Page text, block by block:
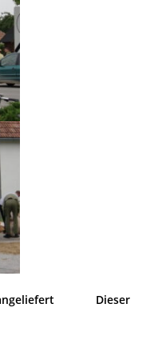
angeliefert Dieser